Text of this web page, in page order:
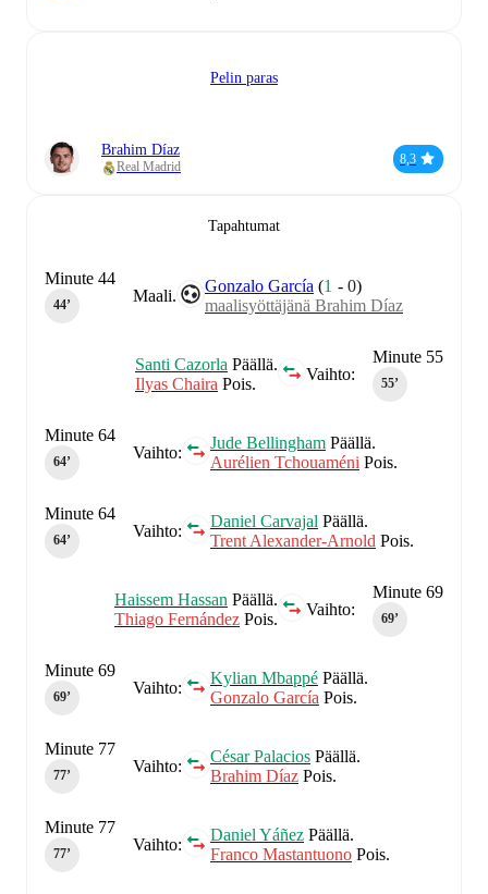
Pelin paras
Brahim Díaz
Real Madrid
8,3
Tapahtumat
Maali.
Gonzalo García (1 -0)
maalisyöttäjänä Brahim Díaz
Minute 44
44‎’‎
Minute 55
55‎’‎
Vaihto:
Santi Cazorla Päällä.
Ilyas Chaira Pois.
Vaihto:
Jude Bellingham Päällä.
Aurélien Tchouaméni Pois.
Minute 64
64‎’‎
Vaihto:
Daniel Carvajal Päällä.
Trent Alexander-Arnold Pois.
Minute 64
64‎’‎
Minute 69
69‎’‎
Vaihto:
Haissem Hassan Päällä.
Thiago Fernández Pois.
Vaihto:
Kylian Mbappé Päällä.
Gonzalo García Pois.
Minute 69
69‎’‎
Vaihto:
César Palacios Päällä.
Brahim Díaz Pois.
Minute 77
77‎’‎
Vaihto:
Daniel Yáñez Päällä.
Franco Mastantuono Pois.
Minute 77
77‎’‎